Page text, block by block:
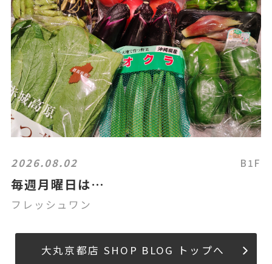
2026.08.02 B1F
毎週月曜日は…
フレッシュワン
大丸京都店 SHOP BLOG トップへ